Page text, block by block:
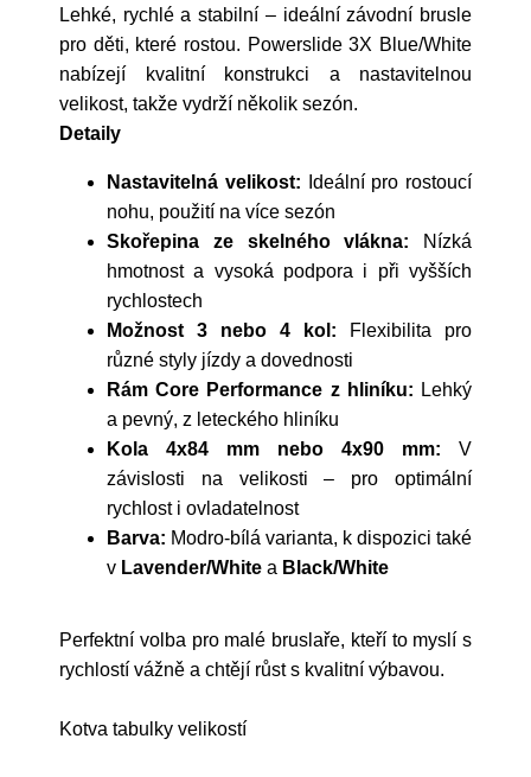
Lehké, rychlé a stabilní – ideální závodní brusle
pro děti, které rostou. Powerslide 3X Blue/White
nabízejí kvalitní konstrukci a nastavitelnou
velikost, takže vydrží několik sezón.
Detaily
Nastavitelná velikost: Ideální pro rostoucí
nohu, použití na více sezón
Skořepina ze skelného vlákna: Nízká
hmotnost a vysoká podpora i při vyšších
rychlostech
Možnost 3 nebo 4 kol: Flexibilita pro
různé styly jízdy a dovednosti
Rám Core Performance z hliníku: Lehký
a pevný, z leteckého hliníku
Kola 4x84 mm nebo 4x90 mm: V
závislosti na velikosti – pro optimální
rychlost i ovladatelnost
Barva: Modro-bílá varianta, k dispozici také
v Lavender/White a Black/White
Perfektní volba pro malé bruslaře, kteří to myslí s
rychlostí vážně a chtějí růst s kvalitní výbavou.
Kotva tabulky velikostí